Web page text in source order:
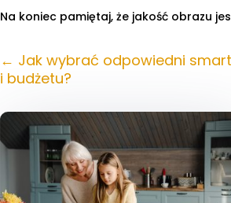
Na koniec pamiętaj, że jakość obrazu
← Jak wybrać odpowiedni
i budżetu?